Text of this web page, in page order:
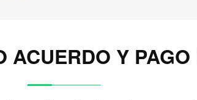
ACUERDO Y